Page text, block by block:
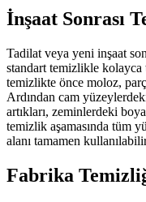
İnşaat Sonrası
Tadilat veya yeni inşaat
standart temizlikle kolayca
temizlikte önce moloz,
Ardından cam
artıkları, zeminlerdeki
temizlik aşamasında tüm
alanı tamamen
Fabrika